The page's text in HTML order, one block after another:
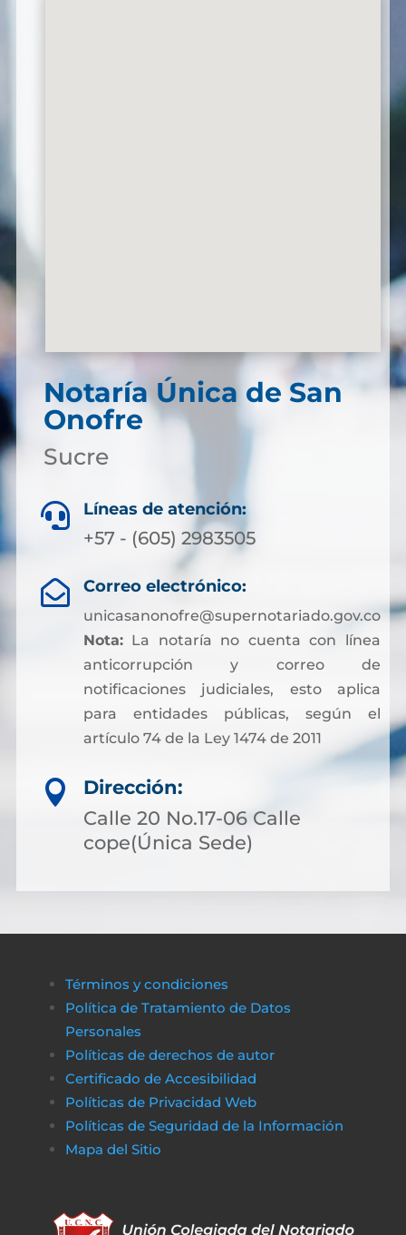
Notaría Única de San
Onofre
Sucre
 Líneas de atención:
+57 - (605) 2983505
 Correo electrónico:
unicasanonofre@supernotariado.gov.co
Nota:La notaría no cuenta con línea
anticorrupción y correo de
notificaciones judiciales, esto aplica
para entidades públicas, según el
artículo 74 de la Ley 1474 de 2011

Dirección:
Calle 20 No.17-06 Calle
cope(Única Sede)
Términos y condiciones
Política de Tratamiento de Datos
Personales
Políticas de derechos de autor
Certificado de Accesibilidad
Políticas de Privacidad Web
Políticas de Seguridad de la Información
Mapa del Sitio